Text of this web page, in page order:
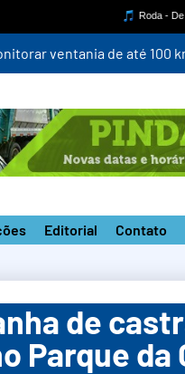
ventania de até 100
Editorial Contato
de
Parque da